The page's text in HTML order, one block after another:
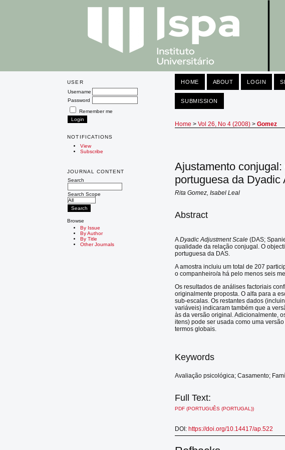
USER
Username
Password
Remember me
NOTIFICATIONS
View
Subscribe
JOURNAL CONTENT
Search
Search Scope
Browse
By Issue
By Author
By Title
Other Journals
HOME ABOUT LOGIN
SUBMISSION
Home >Vol 26, No 4 (2008) >Gomez
Ajustamento
portuguesa da Dyadic
Rita Gomez, Isabel Leal
Abstract
ADyadic Adjustment Scale(DAS;
qualidade da relação conjugal. O
portuguesa da DAS.
A amostra incluiu um total de 207
o companheiro/a há pelo menos seis
Os resultados de análises factoriais
originalmente proposta. O alfa para a
sub-escalas. Os restantes dados
variáveis) indicaram também que a
às da versão original. Adicionalmente,
itens) pode ser usada como uma
termos globais.
Keywords
Avaliação psicológica; Casamento;
Full Text:
PDF (PORTUGUÊS (PORTUGAL))
DOI:https://doi.org/10.14417/ap.522